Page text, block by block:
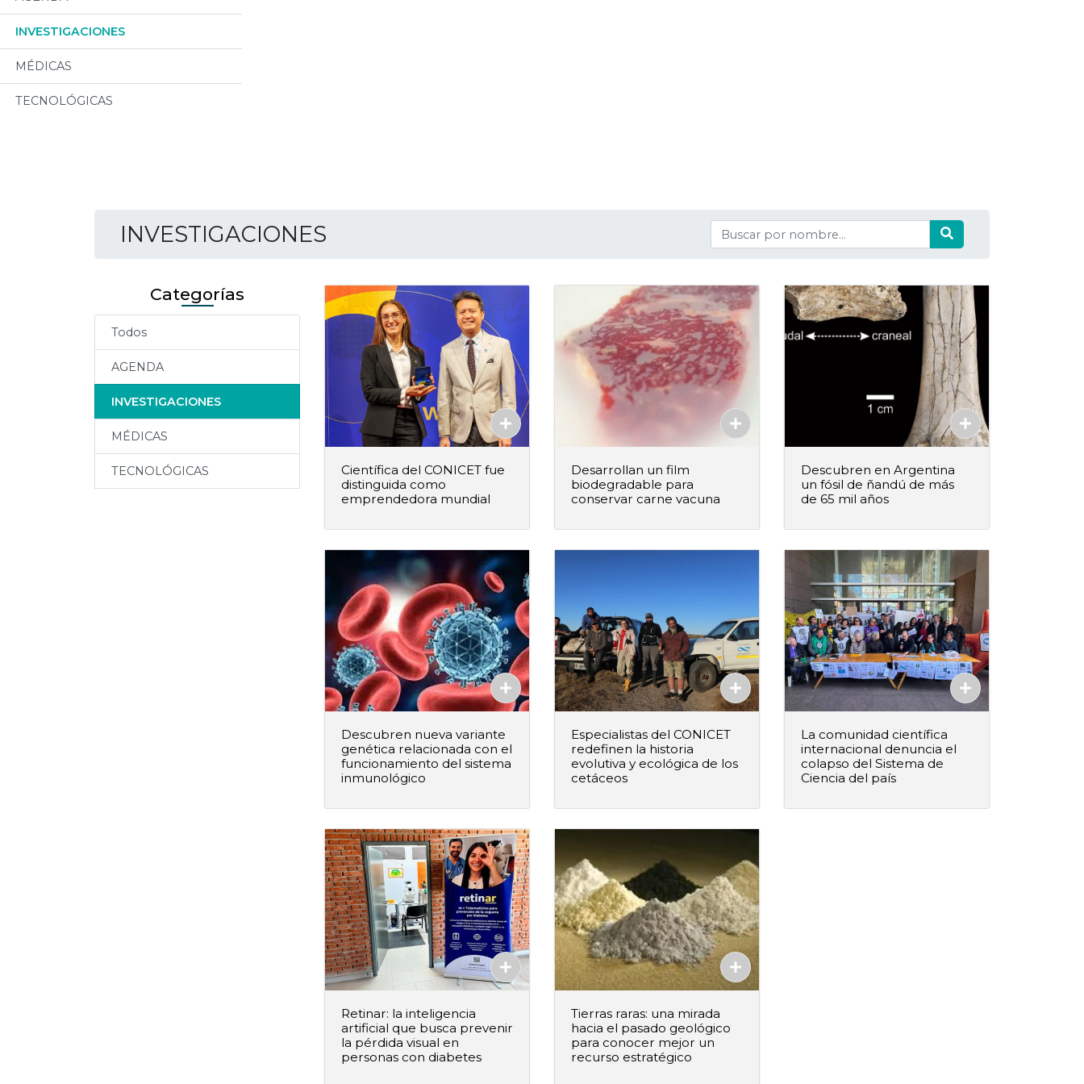
INVESTIGACIONES
MÉDICAS
TECNOLÓGICAS
INVESTIGACIONES
Categorías
Todos
AGENDA
INVESTIGACIONES
MÉDICAS
TECNOLÓGICAS
Científica del CONICET fue
distinguida como
emprendedora mundial
– +
Agregar al pedido
Desarrollan un film
biodegradable para
conservar carne vacuna
– +
Descubren en Argentina
un fósil de ñandú de más
de 65 mil años
– +
Agregar al pedido
Descubren nueva variante
genética relacionada con el
funcionamiento del sistema
inmunológico
– +
Agregar al pedido
Especialistas del CONICET
redefinen la historia
evolutiva y ecológica de los
cetáceos
– +
Agregar al pedido
La comunidad científica
internacional denuncia el
colapso del Sistema de
Ciencia del país
Retinar: la inteligencia
artificial que busca prevenir
la pérdida visual en
personas con diabetes
Tierras raras: una mirada
hacia el pasado geológico
para conocer mejor un
recurso estratégico